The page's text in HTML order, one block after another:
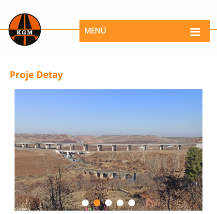
MENÜ
Proje Detay